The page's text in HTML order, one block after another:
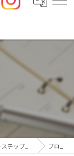
ブログ